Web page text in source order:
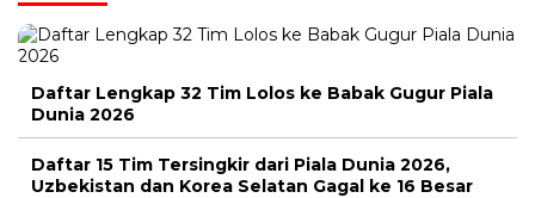
Daftar Lengkap 32 Tim Lolos ke Babak Gugur Piala
Dunia 2026
Daftar 15 Tim Tersingkir dari Piala Dunia 2026,
Uzbekistan dan Korea Selatan Gagal ke 16 Besar